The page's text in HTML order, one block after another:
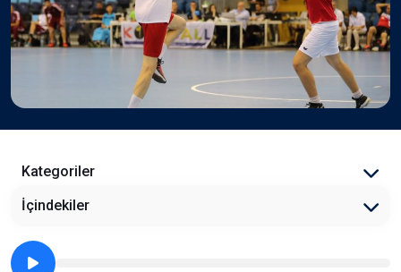
İçindekiler
Kategoriler